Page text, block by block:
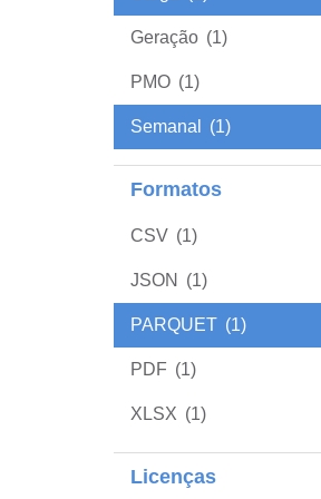
Geração (1)
PMO (1)
Semanal (1)
Formatos
CSV (1)
JSON (1)
PARQUET (1)
PDF (1)
XLSX (1)
Licenças